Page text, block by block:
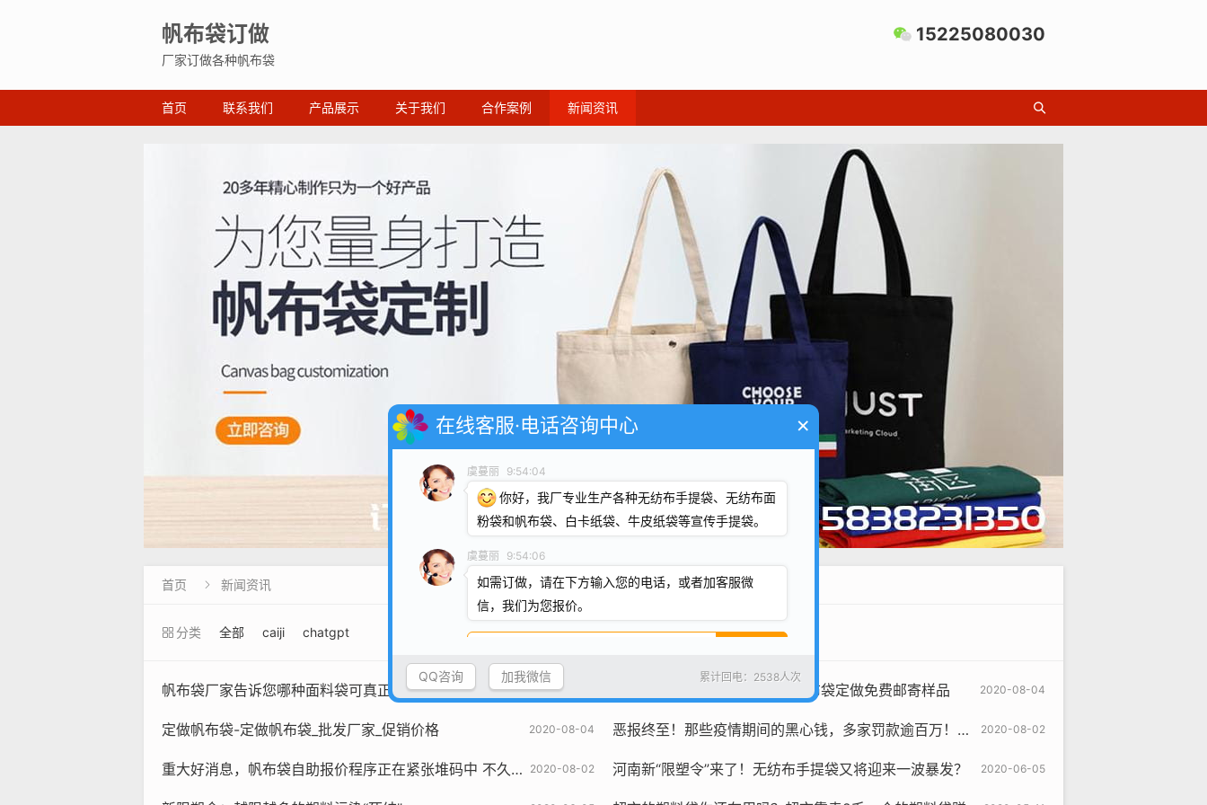
帆布袋订做
厂家订做各种帆布袋
15225080030
首页 联系我们 产品展示 关于我们 合作案例 新闻资讯
首页  新闻资讯
分类 全部 caiji chatgpt
2020-08-04
帆布袋厂家告诉您哪种面料袋可真正称为环保袋？ 2020-08-04
帆布袋_免费设计/量大从优+帆布袋定做免费邮寄样品
2020-08-04
定做帆布袋-定做帆布袋_批发厂家_促销价格 2020-08-02
恶报终至！那些疫情期间的黑心钱，多家罚款逾百万！违法口罩768.84万只、不合格熔喷布11.99吨、劣质无纺布3.61吨。
2020-08-02
重大好消息，帆布袋自助报价程序正在紧张堆码中 不久将上线 敬请期待。 2020-06-05
河南新“限塑令”来了！无纺布手提袋又将迎来一波暴发？
在线客服·电话咨询中心 ×
你好，我厂专业生产各种无纺布手提袋、无纺布面
粉袋和帆布袋、白卡纸袋、牛皮纸袋等宣传手提袋。
如需订做，请在下方输入您的电话，或者加客服微
信，我们为您报价。
QQ咨询 加我微信